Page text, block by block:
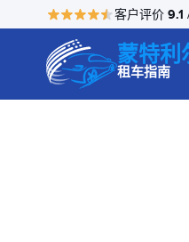
客户评价 9.1
蒙特利
租车指南